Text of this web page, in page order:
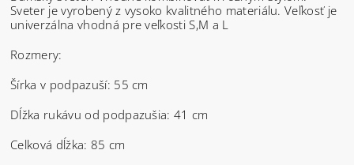
Sveter je vyrobený z vysoko kvalitného materiálu.Veľkosť je
univerzálna vhodná pre veľkosti S,M a L
Rozmery:
Šírka v podpazuší: 55 cm
Dĺžka rukávu od podpazušia: 41 cm
Celková dĺžka: 85 cm